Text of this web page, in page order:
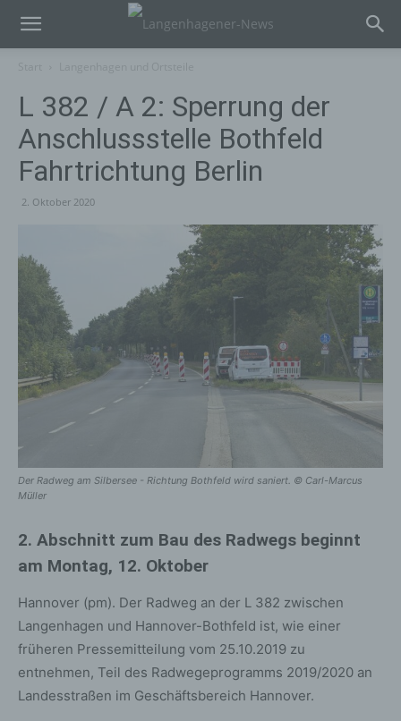
L 382 / A 2: Sperrung der
Anschlussstelle Bothfeld
Fahrtrichtung Berlin
2. Oktober 2020
Der Radweg am Silbersee - Richtung Bothfeld wird saniert. © Carl-Marcus
Müller
2. Abschnitt zum Bau des Radwegs beginnt
am Montag, 12. Oktober
Hannover (pm). Der Radweg an der L 382 zwischen
Langenhagen und Hannover-Bothfeld ist, wie einer
früheren Pressemitteilung vom 25.10.2019 zu
entnehmen, Teil des Radwegeprogramms 2019/2020 an
Landesstraßen im Geschäftsbereich Hannover.